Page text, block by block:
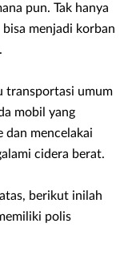
pun. Tak hanya
menjadi korban
transportasi umum
mobil yang
dan mencelakai
cidera berat.
berikut inilah
polis